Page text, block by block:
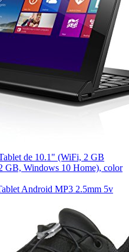
de 10.1" (WiFi, 2 GB
GB, Windows 10 Home), color
Android MP3 2.5mm 5v